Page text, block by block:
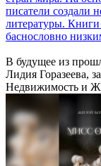
писатели создали
литературы.
баснословно
В будущее из
Лидия Горазеева,
Недвижимость и